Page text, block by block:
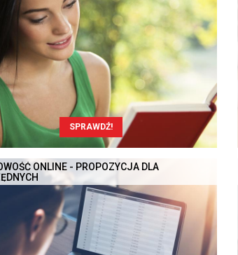
SPRAWDŹ!
ONLINE - PROPOZYCJA DLA